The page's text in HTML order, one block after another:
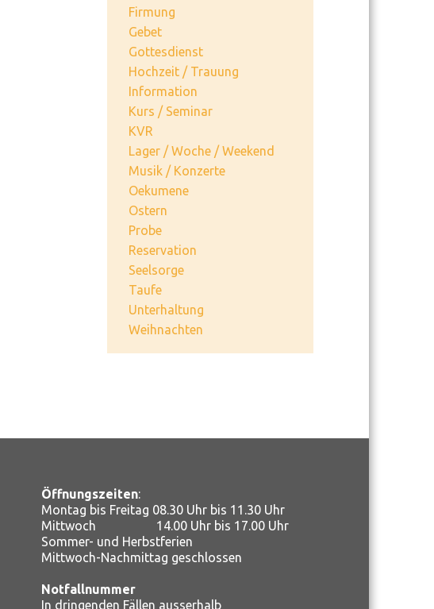
Firmung
Gebet
Gottesdienst
Hochzeit / Trauung
Information
Kurs / Seminar
KVR
Lager / Woche / Weekend
Musik / Konzerte
Oekumene
Ostern
Probe
Reservation
Seelsorge
Taufe
Unterhaltung
Weihnachten
Öffnungszeiten:
Montag bis Freitag 08.30 Uhr bis 11.30 Uhr
Mittwoch 14.00 Uhr bis 17.00 Uhr
Sommer- und Herbstferien
Mittwoch-Nachmittag geschlossen
Notfallnummer
In dringenden Fällen ausserhalb